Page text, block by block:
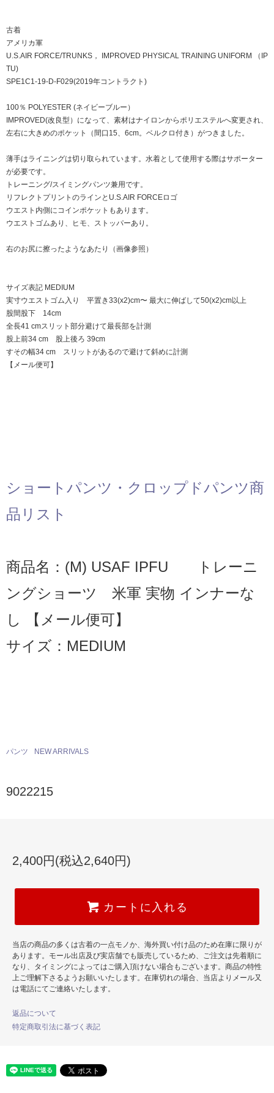
古着
アメリカ軍
U.S.AIR FORCE/TRUNKS， IMPROVED PHYSICAL TRAINING UNIFORM （IP
TU)
SPE1C1-19-D-F029(2019年コントラクト)
100％ POLYESTER (ネイビーブルー）
IMPROVED(改良型）になって、素材はナイロンからポリエステルへ変更され、
左右に大きめのポケット（間口15、6cm。ベルクロ付き）がつきました。
薄手はライニングは切り取られています。水着として使用する際はサポーター
が必要です。
トレーニング/スイミングパンツ兼用です。
リフレクトプリントのラインとU.S.AIR FORCEロゴ
ウエスト内側にコインポケットもあります。
ウエストゴムあり、ヒモ、ストッパーあり。
右のお尻に擦ったようなあたり（画像参照）
サイズ表記 MEDIUM
実寸ウエストゴム入り 平置き33(x2)cm〜 最大に伸ばして50(x2)cm以上
股間股下 14cm
全長41 cmスリット部分避けて最長部を計測
股上前34 cm 股上後ろ 39cm
すその幅34 cm スリットがあるので避けて斜めに計測
【メール便可】
ショートパンツ・クロップドパンツ商
品リスト
商品名：(M) USAF IPFU トレーニ
ングショーツ 米軍 実物 インナーな
し 【メール便可】
サイズ：MEDIUM
パンツ NEW ARRIVALS
9022215
2,400円(税込2,640円)
カートに入れる
当店の商品の多くは古着の一点モノか、海外買い付け品のため在庫に限りが
あります。モール出店及び実店舗でも販売しているため、ご注文は先着順に
なり、タイミングによってはご購入頂けない場合もございます。商品の特性
上ご理解下さるようお願いいたします。在庫切れの場合、当店よりメール又
は電話にてご連絡いたします。
返品について
特定商取引法に基づく表記